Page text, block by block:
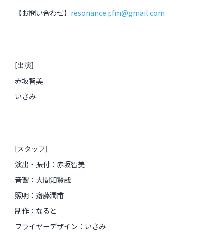
【お問い合わせ】 resonance.pfm@gmail.com
[出演]
赤坂智美
いさみ
[スタッフ]
演出・振付：赤坂智美
音響：大間知賢哉
照明：齋藤潤甫
制作：なると
フライヤーデザイン：いさみ